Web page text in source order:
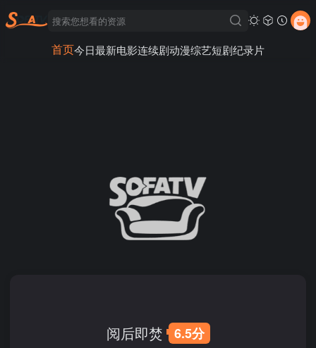
首页今日最新电影连续剧动漫综艺短剧纪录片
阅后即焚 6.5分